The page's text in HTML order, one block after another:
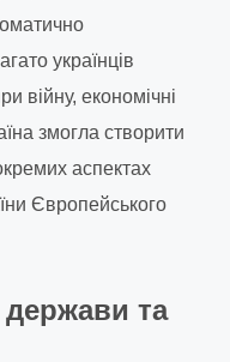
українців
війну, економічні
змогла створити
аспектах
Європейського
та